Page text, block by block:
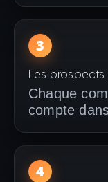
3
Les
Chaque
compte
4